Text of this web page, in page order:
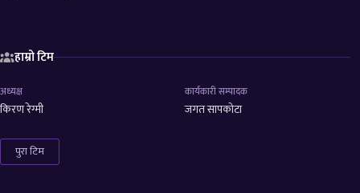
हाम्रो टिम
अध्यक्ष
किरण रेग्मी
कार्यकारी सम्पादक
जगत सापकोटा
पुरा टिम